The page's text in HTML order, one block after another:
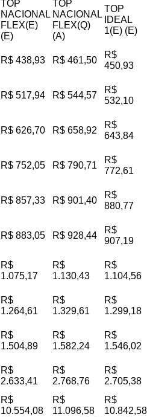
TOP
NACIONAL
FLEX(E)
(E)
TOP
NACIONAL
FLEX(Q)
(A)
TOP
IDEAL
1(E) (E)
R$ 438,93 R$ 461,50
R$
450,93
R$ 517,94 R$ 544,57
R$
532,10
R$ 626,70 R$ 658,92
R$
643,84
R$ 752,05 R$ 790,71
R$
772,61
R$ 857,33 R$ 901,40
R$
880,77
R$ 883,05 R$ 928,44
R$
907,19
R$
1.075,17
R$
1.130,43
R$
1.104,56
R$
1.264,61
R$
1.329,61
R$
1.299,18
R$
1.504,89
R$
1.582,24
R$
1.546,02
R$
2.633,41
R$
2.768,76
R$
2.705,38
R$
10.554,08
R$
11.096,58
R$
10.842,58